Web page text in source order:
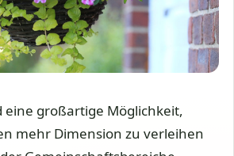
eine großartige Möglichkeit,
mehr Dimension zu verleihen